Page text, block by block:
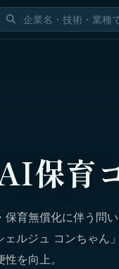
保育
保育無償化に伴う問
ェルジュ コンちゃん
を向上。